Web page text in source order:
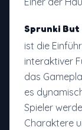
Sprunki
ist die
interaktiver
das
es
Spieler
Charaktere